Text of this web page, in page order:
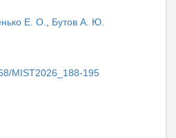
Е. О.
Бутов А. Ю.
MIST2026_188-195